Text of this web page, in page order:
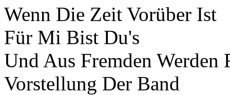
Wenn Die Zeit Vorüber Ist
Für Mi Bist Du's
Und Aus Fremden Werden
Vorstellung Der Band